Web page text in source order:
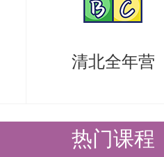
清北全年营
热门课程